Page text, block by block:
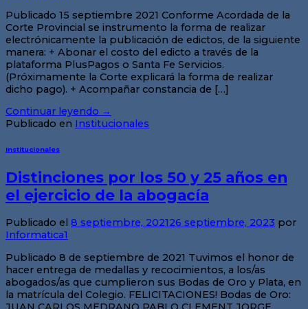
Publicado 15 septiembre 2021 Conforme Acordada de la
Corte Provincial se instrumento la forma de realizar
electrónicamente la publicación de edictos, de la siguiente
manera: + Abonar el costo del edicto a través de la
plataforma PlusPagos o Santa Fe Servicios.
(Próximamente la Corte explicará la forma de realizar
dicho pago). + Acompañar constancia de […]
Continuar leyendo →
Publicado en Institucionales
Institucionales
Distinciones por los 50 y 25 años en
el ejercicio de la abogacía
Publicado el 8 septiembre, 202126 septiembre, 2023 por
Informatica1
Publicado 8 de septiembre de 2021 Tuvimos el honor de
hacer entrega de medallas y recocimientos, a los/as
abogados/as que cumplieron sus Bodas de Oro y Plata, en
la matrícula del Colegio. FELICITACIONES! Bodas de Oro: